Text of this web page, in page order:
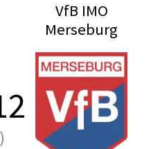
VfB IMO
Merseburg